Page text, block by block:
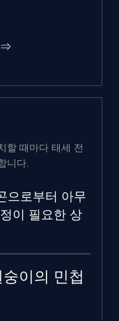
⇒
할 때마다 태세 전
니다.
으로부터 아무
이 필요한 상
이의 민첩